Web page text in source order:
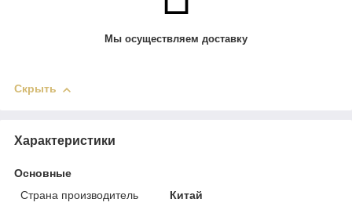
Мы осуществляем доставку
Скрыть
Характеристики
Основные
Страна производитель
Китай